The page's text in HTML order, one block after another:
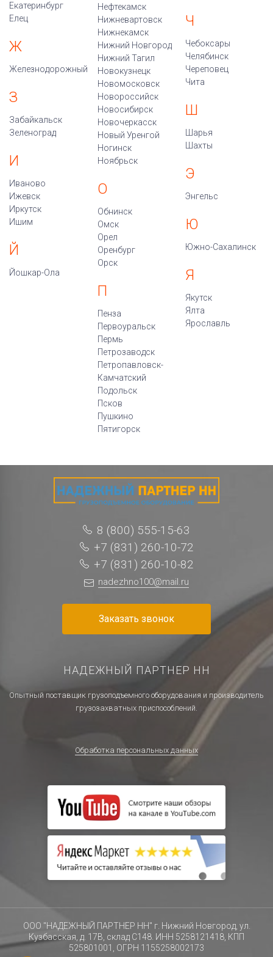
Екатеринбург
Елец
Ж
Железнодорожный
З
Забайкальск
Зеленоград
И
Иваново
Ижевск
Иркутск
Ишим
Й
Йошкар-Ола
Нефтекамск
Нижневартовск
Нижнекамск
Нижний Новгород
Нижний Тагил
Новокузнецк
Новомосковск
Новороссийск
Новосибирск
Новочеркасск
Новый Уренгой
Ногинск
Ноябрьск
О
Обнинск
Омск
Орел
Оренбург
Орск
П
Пенза
Первоуральск
Пермь
Петрозаводск
Петропавловск-
Камчатский
Подольск
Псков
Пушкино
Пятигорск
Ч
Чебоксары
Челябинск
Череповец
Чита
Ш
Шарья
Шахты
Э
Энгельс
Ю
Южно-Сахалинск
Я
Якутск
Ялта
Ярославль
8 (800) 555-15-63
+7 (831) 260-10-72
+7 (831) 260-10-82
nadezhno100@mail.ru
Заказать звонок
НАДЕЖНЫЙ ПАРТНЕР НН
Опытный поставщик грузоподъемного оборудования и производитель
грузозахватных приспособлений.
Обработка персональных данных
ООО "НАДЕЖНЫЙ ПАРТНЕР НН" г. Нижний Новгород, ул.
Кузбасская, д. 17В, склад С148. ИНН 5258121418, КПП
525801001, ОГРН 1155258002173